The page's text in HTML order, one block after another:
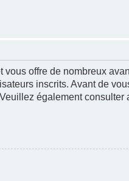
offre de nombreux
inscrits. Avant de
également consulter